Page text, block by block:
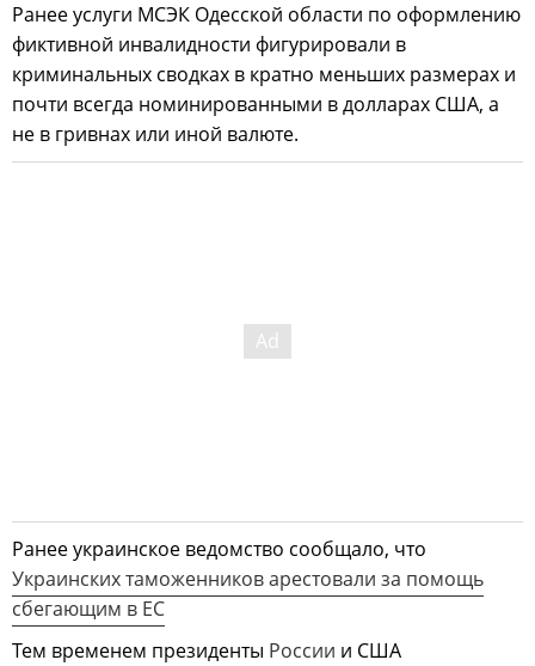
Ранее услуги МСЭК Одесской области по оформлению
фиктивной инвалидности фигурировали в
криминальных сводках в кратно меньших размерах и
почти всегда номинированными в долларах США, а
не в гривнах или иной валюте.
Ранее украинское ведомство сообщало, что
Украинских таможенников арестовали за помощь
сбегающим в ЕС
Тем временем президенты России и США